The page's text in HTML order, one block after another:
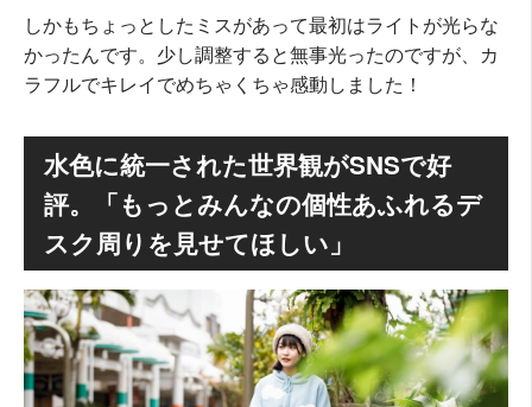
しかもちょっとしたミスがあって最初はライトが光らな
かったんです。少し調整すると無事光ったのですが、カ
ラフルでキレイでめちゃくちゃ感動しました！
水色に統一された世界観がSNSで好
評。「もっとみんなの個性あふれるデ
スク周りを見せてほしい」